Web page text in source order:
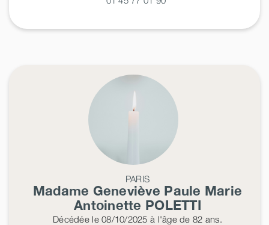
PARIS
Madame Geneviève Paule Marie
Antoinette POLETTI
Décédéele 08/10/2025 à l'âge de 82 ans.